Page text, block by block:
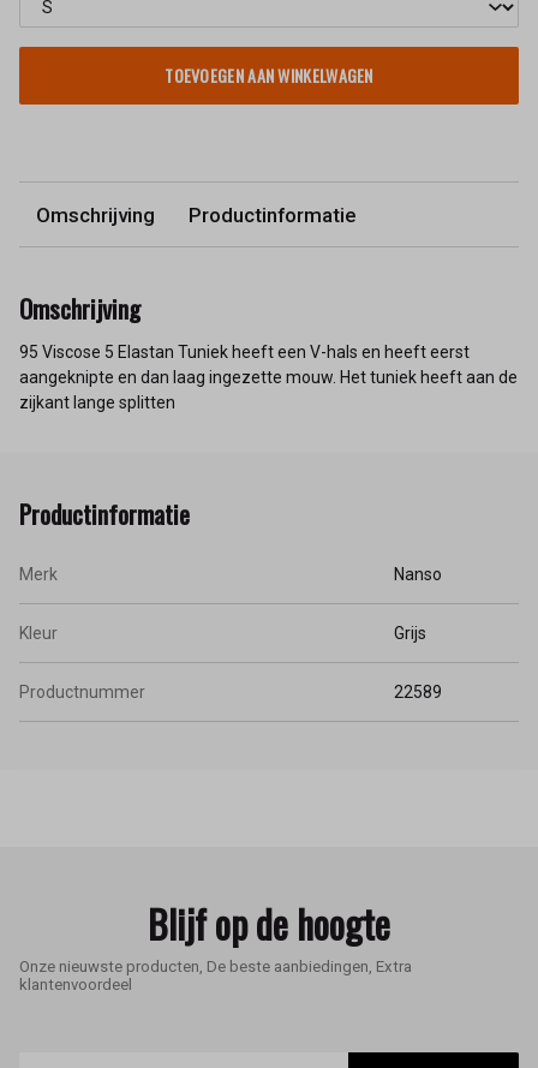
TOEVOEGEN AAN WINKELWAGEN
Omschrijving Productinformatie
Omschrijving
95 Viscose 5 Elastan Tuniek heeft een V-hals en heeft eerst
aangeknipte en dan laag ingezette mouw. Het tuniek heeft aan de
zijkant lange splitten
Productinformatie
Merk Nanso
Kleur Grijs
Productnummer 22589
Blijf op de hoogte
Onze nieuwste producten, De beste aanbiedingen, Extra
klantenvoordeel